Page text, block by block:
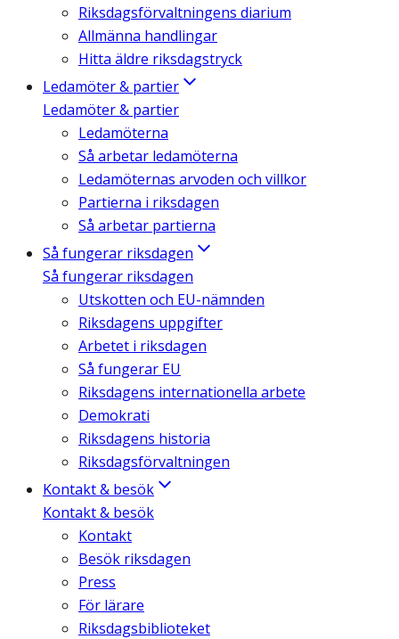
Riksdagsförvaltningens diarium
Allmänna handlingar
Hitta äldre riksdagstryck
Ledamöter & partier
Ledamöter & partier
Ledamöterna
Så arbetar ledamöterna
Ledamöternas arvoden och villkor
Partierna i riksdagen
Så arbetar partierna
Så fungerar riksdagen
Så fungerar riksdagen
Utskotten och EU-nämnden
Riksdagens uppgifter
Arbetet i riksdagen
Så fungerar EU
Riksdagens internationella arbete
Demokrati
Riksdagens historia
Riksdagsförvaltningen
Kontakt & besök
Kontakt & besök
Kontakt
Besök riksdagen
Press
För lärare
Riksdagsbiblioteket